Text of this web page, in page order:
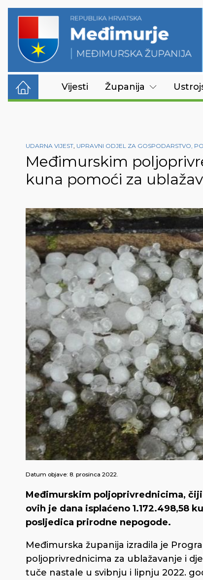
Vijesti Županija
UDARNA VIJEST, UPRAVNI ODJEL ZA GOSPODARSTVO,
Međimurskim
kuna pomoći za
Datum objave: 8. prosinca 2022.
Međimurskim poljoprivrednicima,
ovih je dana isplaćeno 1.172.498,58
posljedica prirodne nepogode.
Međimurska županija izradila je
poljoprivrednicima za ublažavanje i
tuče nastale u svibnju i lipnju 2022.